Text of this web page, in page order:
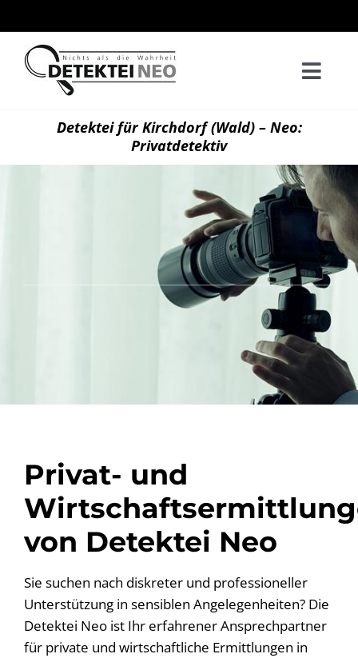
Inhalt
springen
Detektei für Kirchdorf (Wald) – Neo:
Privatdetektiv
Privat- und
von Detektei Neo
Sie suchen nach diskreter und professioneller
Unterstützung in sensiblen Angelegenheiten? Die
Detektei Neo ist Ihr erfahrener Ansprechpartner
für private und wirtschaftliche Ermittlungen in